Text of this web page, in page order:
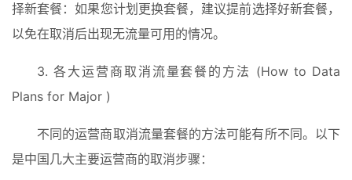
择新套餐：如果您计划更换套餐，建议提前选择好新套餐，
以免在取消后出现无流量可用的情况。
3. 各大运营商取消流量套餐的方法 (How to Data
Plans for Major )
不同的运营商取消流量套餐的方法可能有所不同。以下
是中国几大主要运营商的取消步骤：